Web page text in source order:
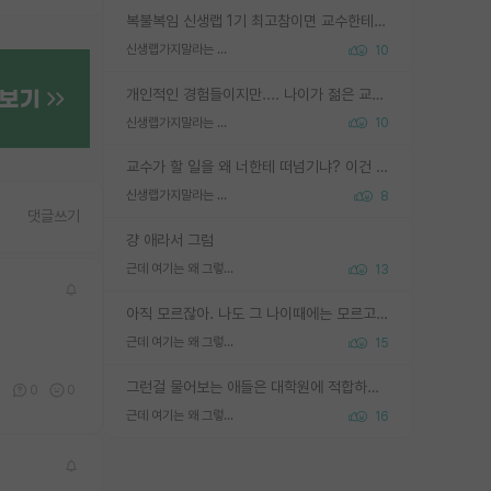
복불복임 신생랩 1기 최고참이면 교수한테 직접 지도받는 시간이 매우 많음 제대로 된 교수라면 말이지 그게 아니라면 그냥 넌 해방 불가능한 노예 1호에 감점쓰레기통이 되는거고
신생랩가지말라는 이유가 있었구나 10
개인적인 경험들이지만.... 나이가 젊은 교수일수록 꼰대라는 가면을 쓴 채로 무례함을 행동하는 경우가 거의 90% 정도였음. 나이가 어린데 다른 또래들과 달리 명예, 권력, 재력까지 얻었으니 세상 다 가진 기분이겠지. 오히러 나이 든 교수들이 행동과 말을 더 조심하시더라.
신생랩가지말라는 이유가 있었구나 10
교수가 할 일을 왜 너한테 떠넘기냐? 이건 교수가 제대로 잘 알지 못하는 경우일텐데...
신생랩가지말라는 이유가 있었구나 8
걍 애라서 그럼
근데 여기는 왜 그렇게 SPK를 물어보는거임? 13
아직 모르잖아. 나도 그 나이때에는 모르고 평가 받고 안심하고 싶었어.
근데 여기는 왜 그렇게 SPK를 물어보는거임? 15
그런걸 물어보는 애들은 대학원에 적합하지 않다
근데 여기는 왜 그렇게 SPK를 물어보는거임? 16
댓글쓰기